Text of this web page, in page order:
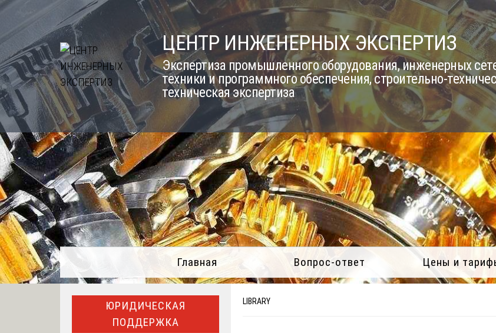
Skip
content
ЦЕНТР ИНЖЕНЕРНЫХ ЭКСПЕРТИЗ
Экспертиза промышленного оборудования, инженерных
техники и программного обеспечения, строительно-
техническая экспертиза
Главная Вопрос-ответ Цены и
LIBRARY
ЮРИДИЧЕСКАЯ
ПОДДЕРЖКА